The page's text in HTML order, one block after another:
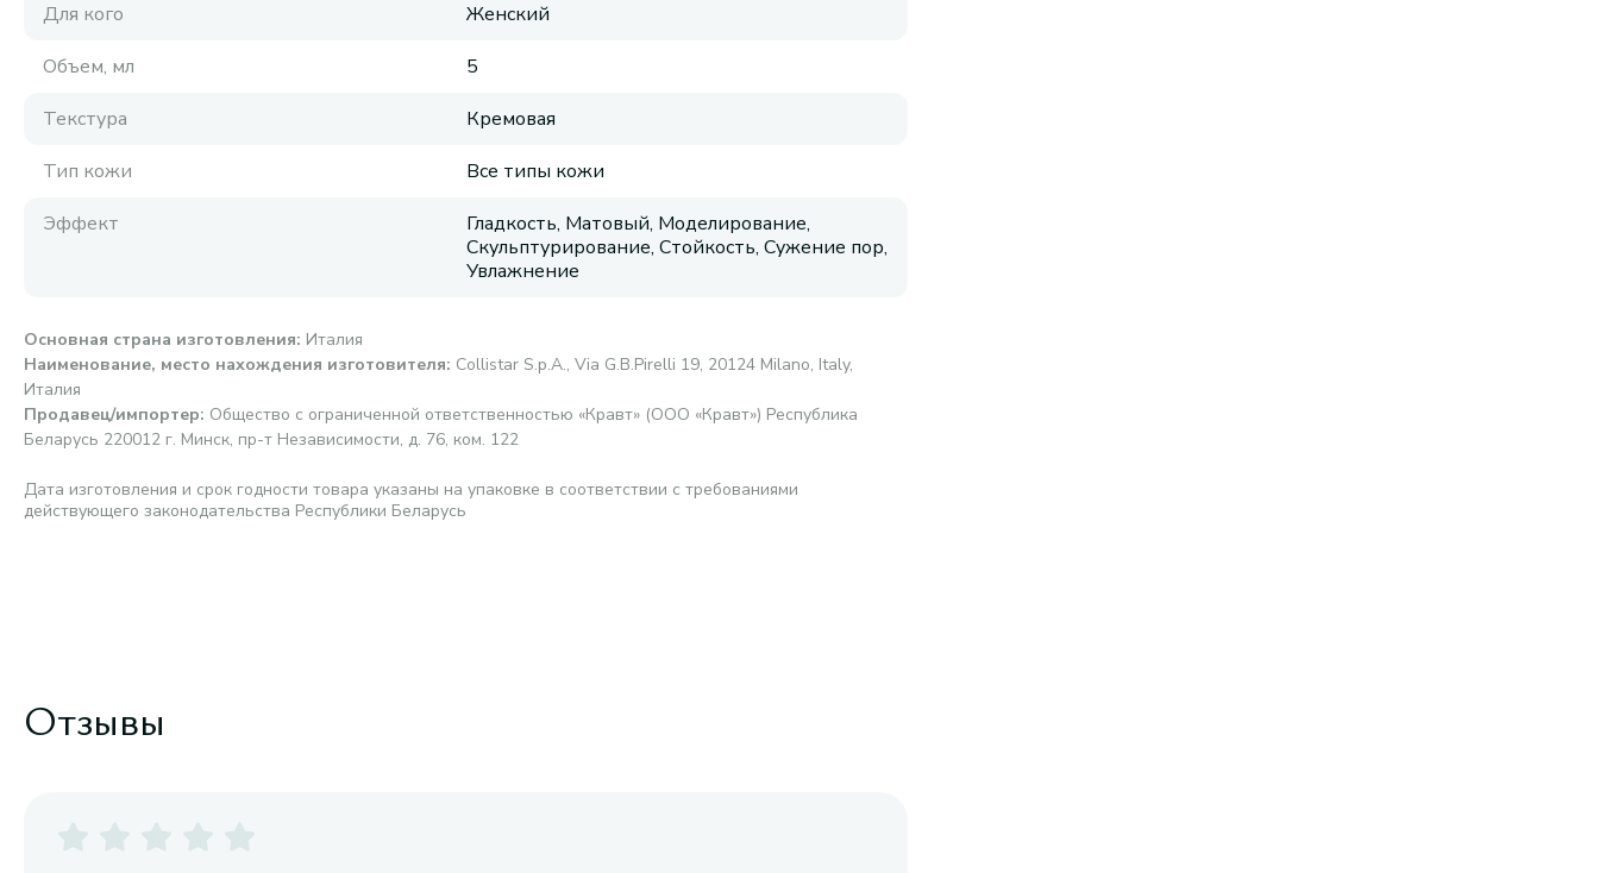
Для кого
Женский
Объем, мл
5
Текстура
Кремовая
Тип кожи
Все типы кожи
Эффект
Гладкость, Матовый, Моделирование,
Скульптурирование, Стойкость, Сужение пор,
Увлажнение
Основная страна изготовления: Италия
Наименование, место нахождения изготовителя: Collistar S.p.A., Via G.B.Pirelli 19, 20124 Milano, Italy,
Италия
Продавец/импортер: Общество с ограниченной ответственностью «Кравт» (ООО «Кравт») Республика
Беларусь 220012 г. Минск, пр-т Независимости, д. 76, ком. 122
Дата изготовления и срок годности товара указаны на упаковке в соответствии с требованиями
действующего законодательства Республики Беларусь
Отзывы